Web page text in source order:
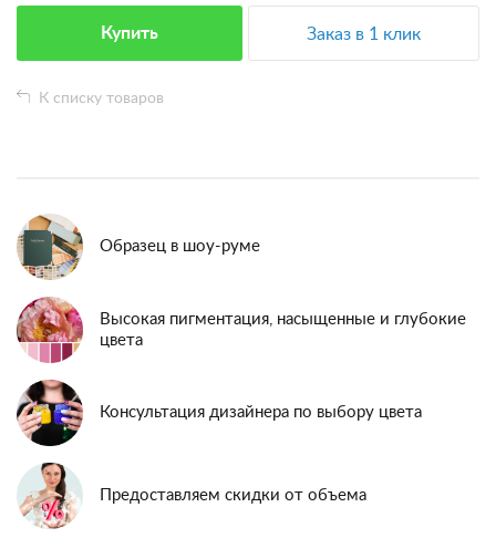
Купить Заказ в 1 клик
К списку товаров
Образец в шоу-руме
Высокая пигментация, насыщенные и глубокие
цвета
Консультация дизайнера по выбору цвета
Предоставляем скидки от объема